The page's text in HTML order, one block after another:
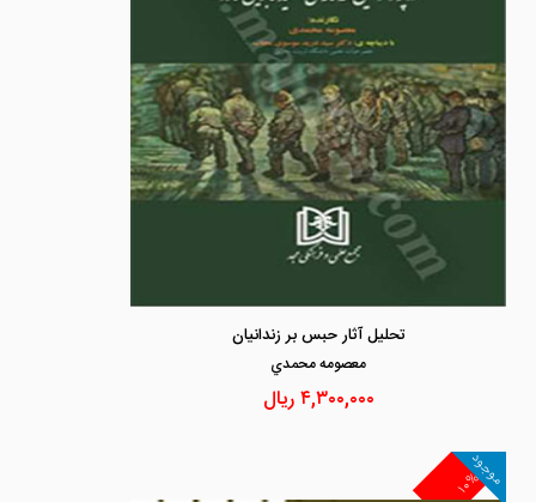
تحلیل آثار حبس بر زندانیان
معصومه محمدي
۴,۳۰۰,۰۰۰ریال
۱۰%
موجود